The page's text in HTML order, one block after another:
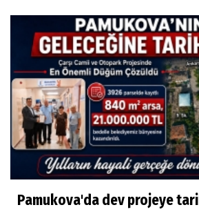
Pamukova'da dev projeye